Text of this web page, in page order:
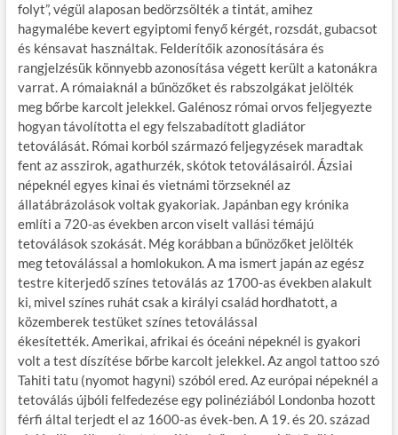
folyt”, végül alaposan bedörzsölték a tintát, amihez
hagymalébe kevert egyiptomi fenyő kérgét, rozsdát, gubacsot
és kénsavat használtak. Felderítőik azonosítására és
rangjelzésük könnyebb azonosítása végett került a katonákra
varrat. A rómaiaknál a bűnözőket és rabszolgákat jelölték
meg bőrbe karcolt jelekkel. Galénosz római orvos feljegyezte
hogyan távolította el egy felszabadított gladiátor
tetoválását. Római korból származó feljegyzések maradtak
fent az asszirok, agathurzék, skótok tetoválásairól. Ázsiai
népeknél egyes kinai és vietnámi törzseknél az
állatábrázolások voltak gyakoriak. Japánban egy krónika
említi a 720-as években arcon viselt vallási témájú
tetoválások szokását. Még korábban a bűnözőket jelölték
meg tetoválással a homlokukon. A ma ismert japán az egész
testre kiterjedő színes tetoválás az 1700-as években alakult
ki, mivel színes ruhát csak a királyi család hordhatott, a
közemberek testüket színes tetoválással
ékesítették. Amerikai, afrikai és óceáni népeknél is gyakori
volt a test díszítése bőrbe karcolt jelekkel. Az angol tattoo szó
Tahiti tatu (nyomot hagyni) szóból ered. Az európai népeknél a
tetoválás újbóli felfedezése egy polinéziából Londonba hozott
férfi által terjedt el az 1600-as évek-ben. A 19. és 20. század